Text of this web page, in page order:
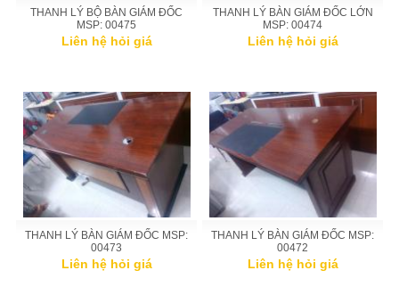
THANH LÝ BỘ BÀN GIÁM ĐỐC
MSP: 00475
Liên hệ hỏi giá
THANH LÝ BÀN GIÁM ĐỐC LỚN
MSP: 00474
Liên hệ hỏi giá
THANH LÝ BÀN GIÁM ĐỐC MSP:
00473
Liên hệ hỏi giá
THANH LÝ BÀN GIÁM ĐỐC MSP:
00472
Liên hệ hỏi giá